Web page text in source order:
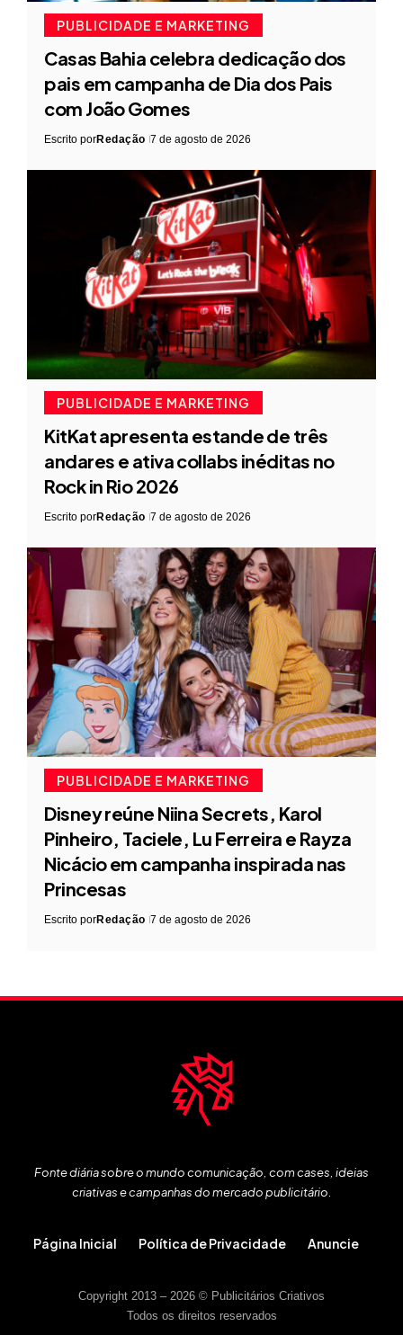
PUBLICIDADE E MARKETING
Casas Bahia celebra dedicação dos
pais em campanha de Dia dos Pais
com João Gomes
Escrito porRedação 7 de agosto de 2026
PUBLICIDADE E MARKETING
KitKat apresenta estande de três
andares e ativa collabs inéditas no
Rock in Rio 2026
Escrito porRedação 7 de agosto de 2026
PUBLICIDADE E MARKETING
Disney reúne Niina Secrets, Karol
Pinheiro, Taciele, Lu Ferreira e Rayza
Nicácio em campanha inspirada nas
Princesas
Escrito porRedação 7 de agosto de 2026
Fonte diária sobre o mundo comunicação, com cases, ideias
criativas e campanhas do mercado publicitário.
Página Inicial Política de Privacidade Anuncie
Copyright 2013 – 2026 © Publicitários Criativos
Todos os direitos reservados